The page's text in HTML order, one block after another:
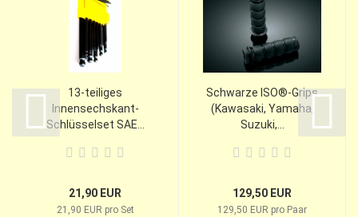
13-teiliges
Innensechskant-
Schlüsselset SAE...
21,90 EUR
21,90 EUR pro Set
Schwarze ISO®-Grips
(Kawasaki, Yamaha,
Suzuki,...
129,50 EUR
129,50 EUR pro Paar